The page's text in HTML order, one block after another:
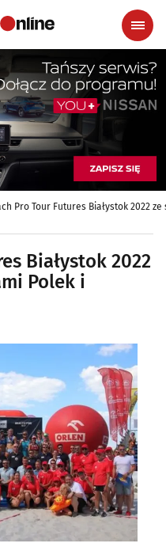
Pro Tour Futures Białystok 2022
Białystok 2022
Polek i